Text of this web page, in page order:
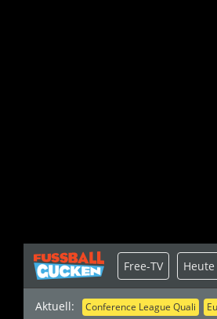
Aktuell: Conference League Quali
Free-TV Heute